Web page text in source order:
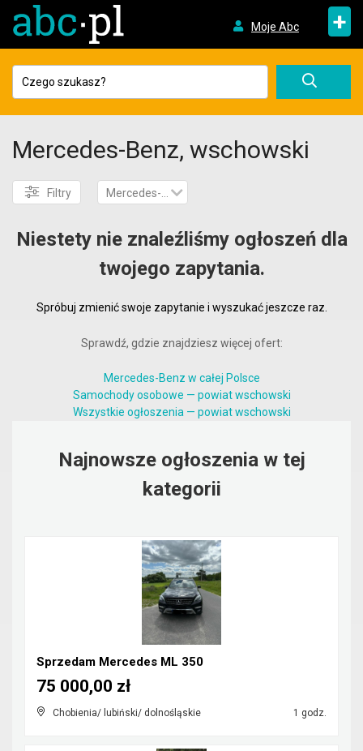
Moje Abc +
Mercedes-Benz, wschowski
Filtry Mercedes-Benz
Niestety nie znaleźliśmy ogłoszeń dla
twojego zapytania.
Spróbuj zmienić swoje zapytanie i wyszukać jeszcze raz.
Sprawdź, gdzie znajdziesz więcej ofert:
Mercedes-Benz w całej Polsce
Samochody osobowe — powiat wschowski
Wszystkie ogłoszenia — powiat wschowski
Najnowsze ogłoszenia w tej
kategorii
Sprzedam Mercedes ML 350
Chobienia/ lubiński/ dolnośląskie 1 godz.
75 000,00 zł